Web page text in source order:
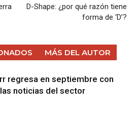
D-Shape: ¿por qué razón tiene
forma de ‘D’?
MÁS DEL AUTOR
regresa en septiembre con
noticias del sector